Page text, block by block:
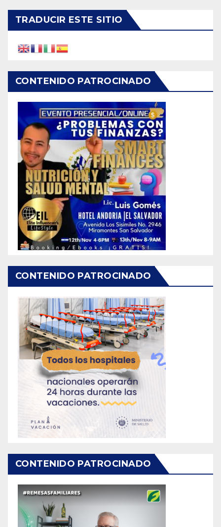
TRADUCIR ESTE SITIO
CONTENIDO PATROCINADO
CONTENIDO PATROCINADO
CONTENIDO PATROCINADO